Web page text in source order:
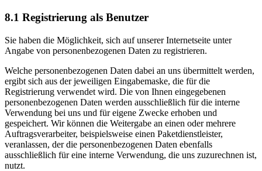
8.1 Registrierung als Benutzer
Sie haben die Möglichkeit, sich auf unserer Internetseite unter
Angabe von personenbezogenen Daten zu registrieren.
Welche personenbezogenen Daten dabei an uns übermittelt werden,
ergibt sich aus der jeweiligen Eingabemaske, die für die
Registrierung verwendet wird. Die von Ihnen eingegebenen
personenbezogenen Daten werden ausschließlich für die interne
Verwendung bei uns und für eigene Zwecke erhoben und
gespeichert. Wir können die Weitergabe an einen oder mehrere
Auftragsverarbeiter, beispielsweise einen Paketdienstleister,
veranlassen, der die personenbezogenen Daten ebenfalls
ausschließlich für eine interne Verwendung, die uns zuzurechnen ist,
nutzt.